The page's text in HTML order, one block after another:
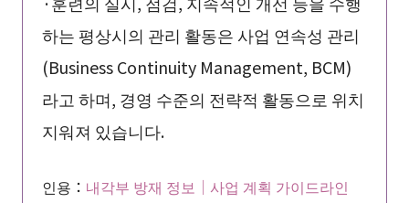
하는 평상시의 관리 활동은 사업 연속성 관리
(Business Continuity Management, BCM)
라고 하며, 경영 수준의 전략적 활동으로 위치
지워져 있습니다.
인용： 내각부 방재 정보｜사업 계획 가이드라인